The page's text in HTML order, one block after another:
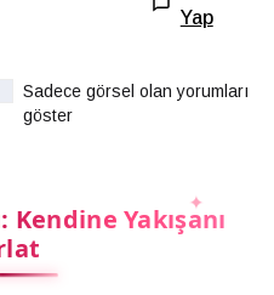
Yap
Sadece görsel olan yorumları
göster
Yakışanı